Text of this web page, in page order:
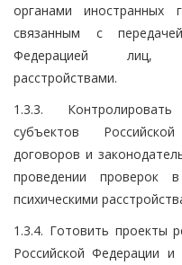
органами иностранных
связанным с
Федерацией лиц,
расстройствами.
1.3.3.
субъектов
договоров и
проведении проверок
психическими
1.3.4. Готовить проекты
Российской Федерации